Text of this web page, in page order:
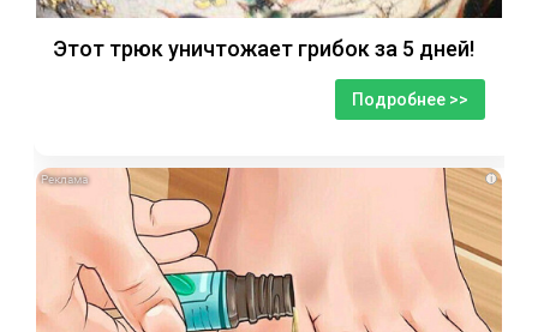
Этот трюк уничтожает грибок за 5 дней!
Подробнее >>
i